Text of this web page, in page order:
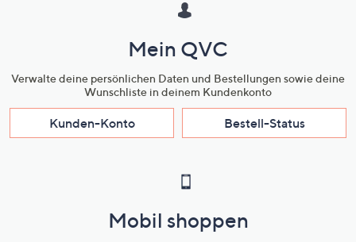
Mein QVC
Verwalte deine persönlichen Daten und Bestellungen sowie deine
Wunschliste in deinem Kundenkonto
Kunden-Konto Bestell-Status
Mobil shoppen